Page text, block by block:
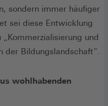
sondern immer häufiger
sei diese Entwicklung
und
der Bildungslandschaft“.
wohlhabenden